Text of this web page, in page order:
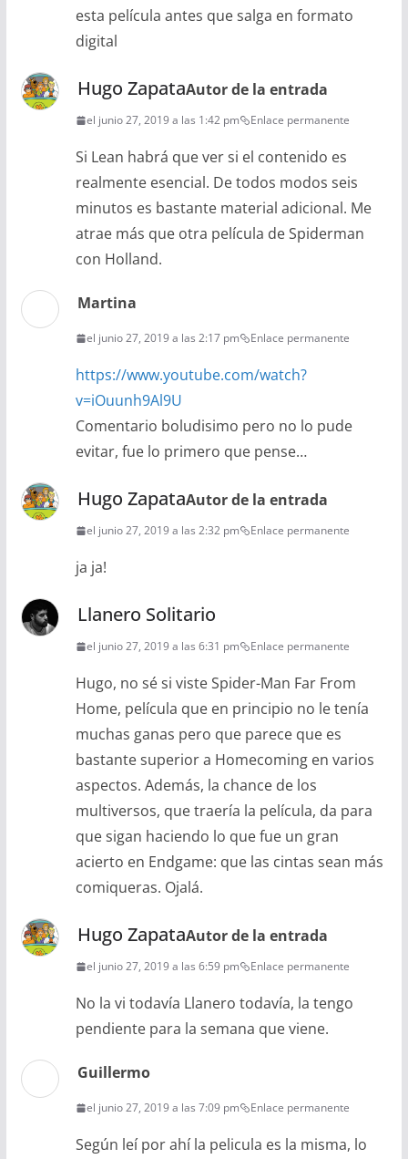
esta película antes que salga en formato
digital
Hugo ZapataAutor de la entrada
el junio 27, 2019 a las 1:42 pm Enlace permanente
Si Lean habrá que ver si el contenido es
realmente esencial. De todos modos seis
minutos es bastante material adicional. Me
atrae más que otra película de Spiderman
con Holland.
Martina
el junio 27, 2019 a las 2:17 pm Enlace permanente
https://www.youtube.com/watch?
v=iOuunh9Al9U
Comentario boludisimo pero no lo pude
evitar, fue lo primero que pense…
Hugo ZapataAutor de la entrada
el junio 27, 2019 a las 2:32 pm Enlace permanente
ja ja!
Llanero Solitario
el junio 27, 2019 a las 6:31 pm Enlace permanente
Hugo, no sé si viste Spider-Man Far From
Home, película que en principio no le tenía
muchas ganas pero que parece que es
bastante superior a Homecoming en varios
aspectos. Además, la chance de los
multiversos, que traería la película, da para
que sigan haciendo lo que fue un gran
acierto en Endgame: que las cintas sean más
comiqueras. Ojalá.
Hugo ZapataAutor de la entrada
el junio 27, 2019 a las 6:59 pm Enlace permanente
No la vi todavía Llanero todavía, la tengo
pendiente para la semana que viene.
Guillermo
el junio 27, 2019 a las 7:09 pm Enlace permanente
Según leí por ahí la pelicula es la misma, lo